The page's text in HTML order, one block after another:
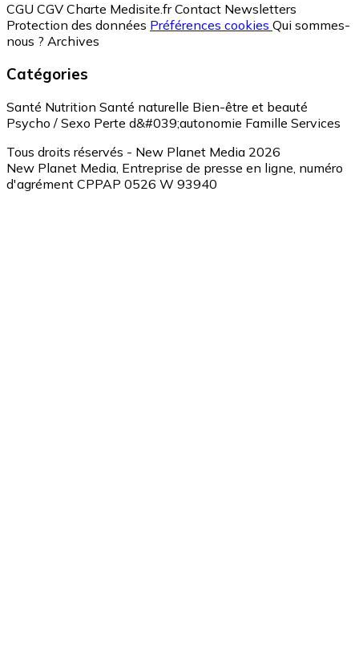
CGU CGV Charte Medisite.fr Contact Newsletters
Protection des données Préférences cookies Qui sommes-
nous ? Archives
Catégories
Santé Nutrition Santé naturelle Bien-être et beauté
Psycho / Sexo Perte d&#039;autonomie Famille Services
Tous droits réservés - New Planet Media 2026
New Planet Media, Entreprise de presse en ligne, numéro
d'agrément CPPAP 0526 W 93940